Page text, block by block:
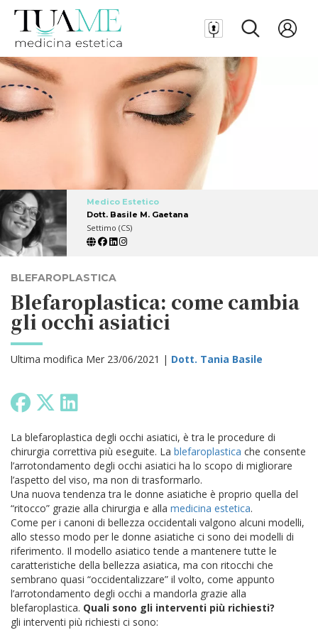
Medico Estetico
Dott. Basile M. Gaetana
Settimo (CS)
BLEFAROPLASTICA
Blefaroplastica: come cambia
gli occhi asiatici
Ultima modifica Mer 23/06/2021 | Dott. Tania Basile
La blefaroplastica degli occhi asiatici, è tra le procedure di
chirurgia correttiva più eseguite. La blefaroplastica che consente
l’arrotondamento degli occhi asiatici ha lo scopo di migliorare
l’aspetto del viso, ma non di trasformarlo.
Una nuova tendenza tra le donne asiatiche è proprio quella del
“ritocco” grazie alla chirurgia e alla medicina estetica.
Come per i canoni di bellezza occidentali valgono alcuni modelli,
allo stesso modo per le donne asiatiche ci sono dei modelli di
riferimento. Il modello asiatico tende a mantenere tutte le
caratteristiche della bellezza asiatica, ma con ritocchi che
sembrano quasi “occidentalizzare” il volto, come appunto
l’arrotondamento degli occhi a mandorla grazie alla
blefaroplastica. Quali sono gli interventi più richiesti?
gli interventi più richiesti ci sono: